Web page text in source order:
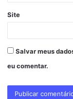
Site
Salvar meus
eu comentar.